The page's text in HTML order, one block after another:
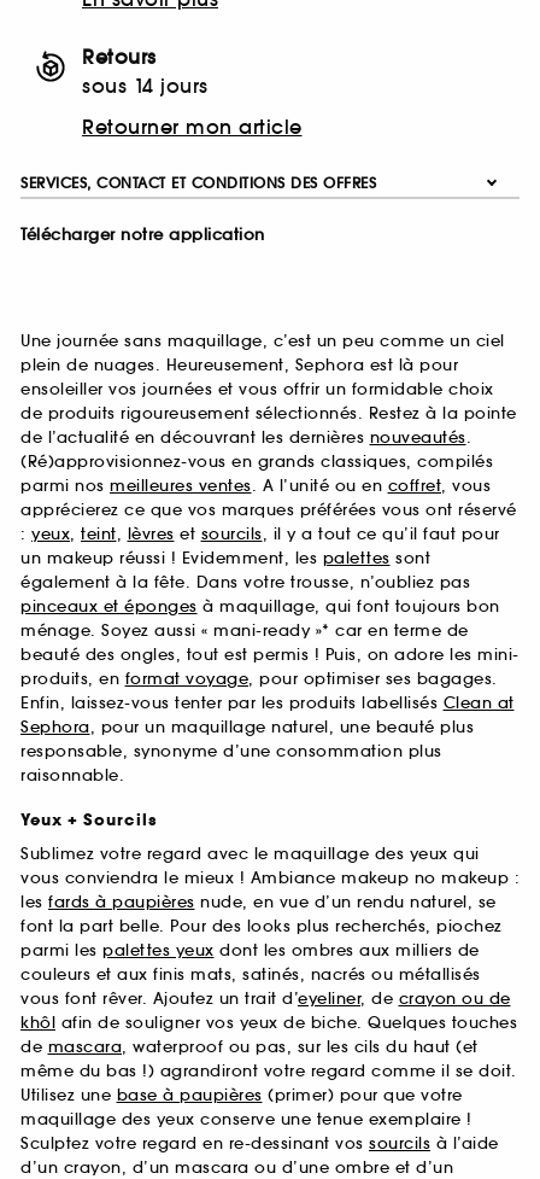
Retours
sous 14 jours
Retourner mon article
SERVICES, CONTACT ET CONDITIONS DES OFFRES
Télécharger notre application
Une journée sans maquillage, c’est un peu comme un ciel
plein de nuages. Heureusement, Sephora est là pour
ensoleiller vos journées et vous offrir un formidable choix
de produits rigoureusement sélectionnés. Restez à la pointe
de l’actualité en découvrant les dernières nouveautés.
(Ré)approvisionnez-vous en grands classiques, compilés
parmi nos meilleures ventes. A l’unité ou en coffret, vous
apprécierez ce que vos marques préférées vous ont réservé
: yeux, teint, lèvres et sourcils, il y a tout ce qu’il faut pour
un makeup réussi ! Evidemment, les palettes sont
également à la fête. Dans votre trousse, n’oubliez pas
pinceaux et éponges à maquillage, qui font toujours bon
ménage. Soyez aussi « mani-ready »* car en terme de
beauté des ongles, tout est permis ! Puis, on adore les mini-
produits, en format voyage, pour optimiser ses bagages.
Enfin, laissez-vous tenter par les produits labellisés Clean at
Sephora, pour un maquillage naturel, une beauté plus
responsable, synonyme d’une consommation plus
raisonnable.
Yeux + Sourcils
Sublimez votre regard avec le maquillage des yeux qui
vous conviendra le mieux ! Ambiance makeup no makeup :
les fards à paupières nude, en vue d’un rendu naturel, se
font la part belle. Pour des looks plus recherchés, piochez
parmi les palettes yeux dont les ombres aux milliers de
couleurs et aux finis mats, satinés, nacrés ou métallisés
vous font rêver. Ajoutez un trait d’eyeliner, de crayon ou de
khôl afin de souligner vos yeux de biche. Quelques touches
de mascara, waterproof ou pas, sur les cils du haut (et
même du bas !) agrandiront votre regard comme il se doit.
Utilisez une base à paupières (primer) pour que votre
maquillage des yeux conserve une tenue exemplaire !
Sculptez votre regard en re-dessinant vos sourcils à l’aide
d’un crayon, d’un mascara ou d’une ombre et d’un